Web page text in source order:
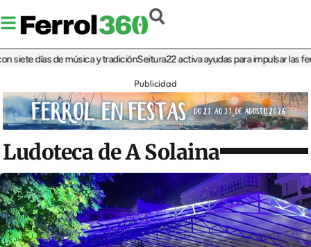
días de música y tradiciónSeitura22 activa ayudas para impulsar las ferias
Publicidad
Ludoteca de A Solaina